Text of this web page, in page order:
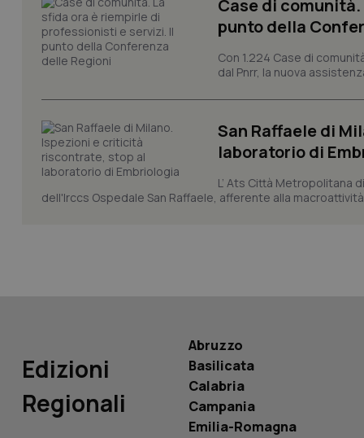
Case di
punto della
Con 1.224 Case di
dal Pnrr, la nuova
San Raffaele di
laboratorio di
L’ Ats Città Metropolitana
dell'Irccs Ospedale San Raffaele, afferente alla
Edizioni
Regionali
Abruzzo
Basilicata
Calabria
Campania
Emilia-Romagna
CookieScriptConsent
tracking-enable
session-id
_ga_KM60CM4NPH